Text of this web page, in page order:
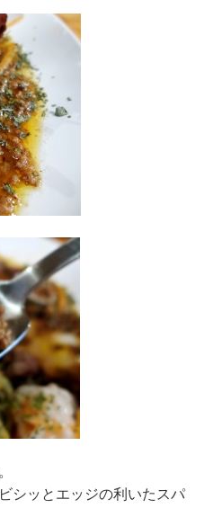
シッとエッジの利いたスパ